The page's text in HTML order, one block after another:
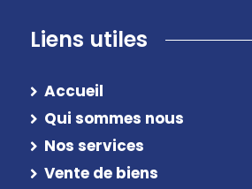
Liens utiles
Accueil
Qui sommes nous
Nos services
Vente de biens